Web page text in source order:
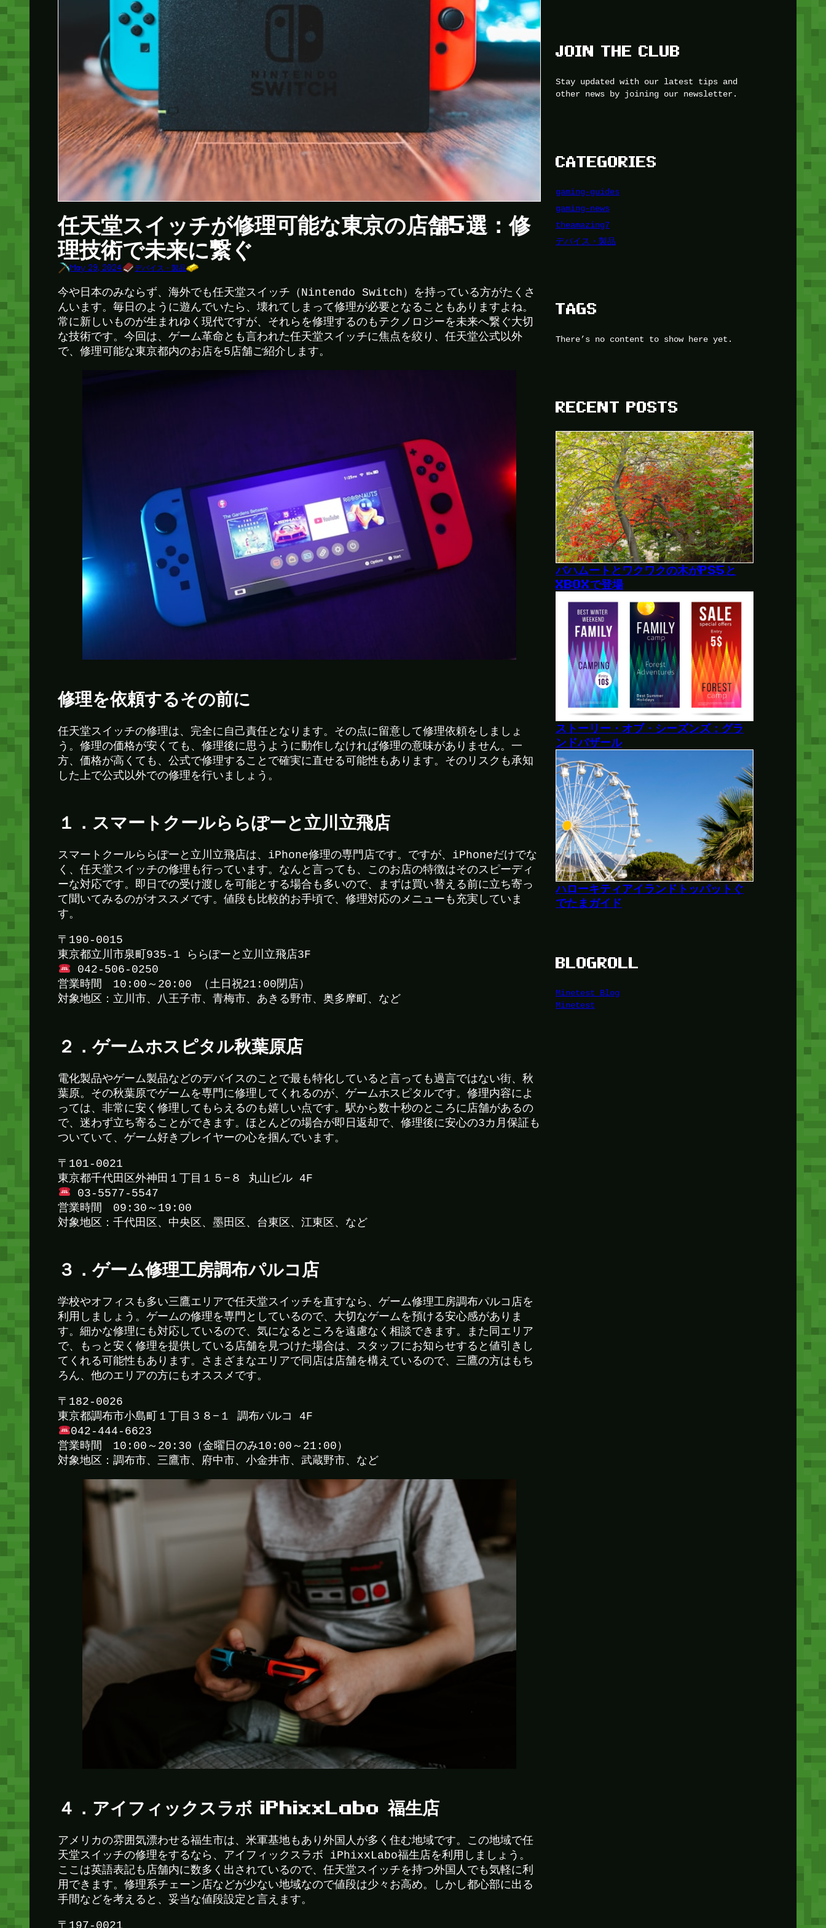
任天堂スイッチが修理可能な東京の店舗5選：修
理技術で未来に繋ぐ
May 29, 2024 デバイス・製品
今や日本のみならず、海外でも任天堂スイッチ（Nintendo Switch）を持っている方がたくさ
んいます。毎日のように遊んでいたら、壊れてしまって修理が必要となることもありますよね。
常に新しいものが生まれゆく現代ですが、それらを修理するのもテクノロジーを未来へ繋ぐ大切
な技術です。今回は、ゲーム革命とも言われた任天堂スイッチに焦点を絞り、任天堂公式以外
で、修理可能な東京都内のお店を5店舗ご紹介します。
修理を依頼するその前に
任天堂スイッチの修理は、完全に自己責任となります。その点に留意して修理依頼をしましょ
う。修理の価格が安くても、修理後に思うように動作しなければ修理の意味がありません。一
方、価格が高くても、公式で修理することで確実に直せる可能性もあります。そのリスクも承知
した上で公式以外での修理を行いましょう。
１．スマートクールららぽーと立川立飛店
スマートクールららぽーと立川立飛店は、iPhone修理の専門店です。ですが、iPhoneだけでな
く、任天堂スイッチの修理も行っています。なんと言っても、このお店の特徴はそのスピーディ
ーな対応です。即日での受け渡しを可能とする場合も多いので、まずは買い替える前に立ち寄っ
て聞いてみるのがオススメです。値段も比較的お手頃で、修理対応のメニューも充実していま
す。
〒190-0015
東京都立川市泉町935-1 ららぽーと立川立飛店3F
042-506-0250
営業時間 10:00～20:00 （土日祝21:00閉店）
対象地区：立川市、八王子市、青梅市、あきる野市、奥多摩町、など
２．ゲームホスピタル秋葉原店
電化製品やゲーム製品などのデバイスのことで最も特化していると言っても過言ではない街、秋
葉原。その秋葉原でゲームを専門に修理してくれるのが、ゲームホスピタルです。修理内容によ
っては、非常に安く修理してもらえるのも嬉しい点です。駅から数十秒のところに店舗があるの
で、迷わず立ち寄ることができます。ほとんどの場合が即日返却で、修理後に安心の3カ月保証も
ついていて、ゲーム好きプレイヤーの心を掴んでいます。
〒101-0021
東京都千代田区外神田１丁目１５−８ 丸山ビル 4F
03-5577-5547
営業時間 09:30～19:00
対象地区：千代田区、中央区、墨田区、台東区、江東区、など
３．ゲーム修理工房調布パルコ店
学校やオフィスも多い三鷹エリアで任天堂スイッチを直すなら、ゲーム修理工房調布パルコ店を
利用しましょう。ゲームの修理を専門としているので、大切なゲームを預ける安心感がありま
す。細かな修理にも対応しているので、気になるところを遠慮なく相談できます。また同エリア
で、もっと安く修理を提供している店舗を見つけた場合は、スタッフにお知らせすると値引きし
てくれる可能性もあります。さまざまなエリアで同店は店舗を構えているので、三鷹の方はもち
ろん、他のエリアの方にもオススメです。
〒182-0026
東京都調布市小島町１丁目３８−１ 調布パルコ 4F
042-444-6623
営業時間 10:00～20:30（金曜日のみ10:00～21:00）
対象地区：調布市、三鷹市、府中市、小金井市、武蔵野市、など
４．アイフィックスラボ iPhixxLabo 福生店
アメリカの雰囲気漂わせる福生市は、米軍基地もあり外国人が多く住む地域です。この地域で任
天堂スイッチの修理をするなら、アイフィックスラボ iPhixxLabo福生店を利用しましょう。
ここは英語表記も店舗内に数多く出されているので、任天堂スイッチを持つ外国人でも気軽に利
用できます。修理系チェーン店などが少ない地域なので値段は少々お高め。しかし都心部に出る
手間などを考えると、妥当な値段設定と言えます。
JOIN THE CLUB
Stay updated with our latest tips and
other news by joining our newsletter.
CATEGORIES
gaming-guides
gaming-news
theamazing7
デバイス・製品
TAGS
There’s no content to show here yet.
RECENT POSTS
バハムートとワクワクの木がPS5と
XBOXで登場
ストーリー・オブ・シーズンズ：グラ
ンドバザール
ハローキティアイランドトッパットぐ
でたまガイド
BLOGROLL
Minetest Blog
Minetest